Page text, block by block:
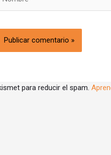
para reducir el spam.